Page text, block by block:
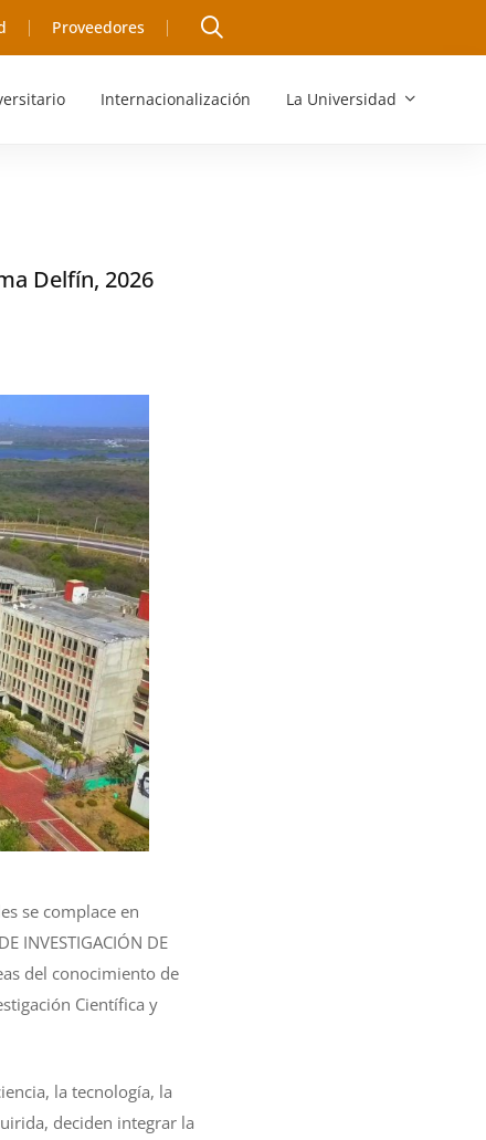
Proveedores
Internacionalización La Universidad
Delfín, 2026
se complace en
INVESTIGACIÓN DE
del conocimiento de
Científica y
la tecnología, la
deciden integrar la